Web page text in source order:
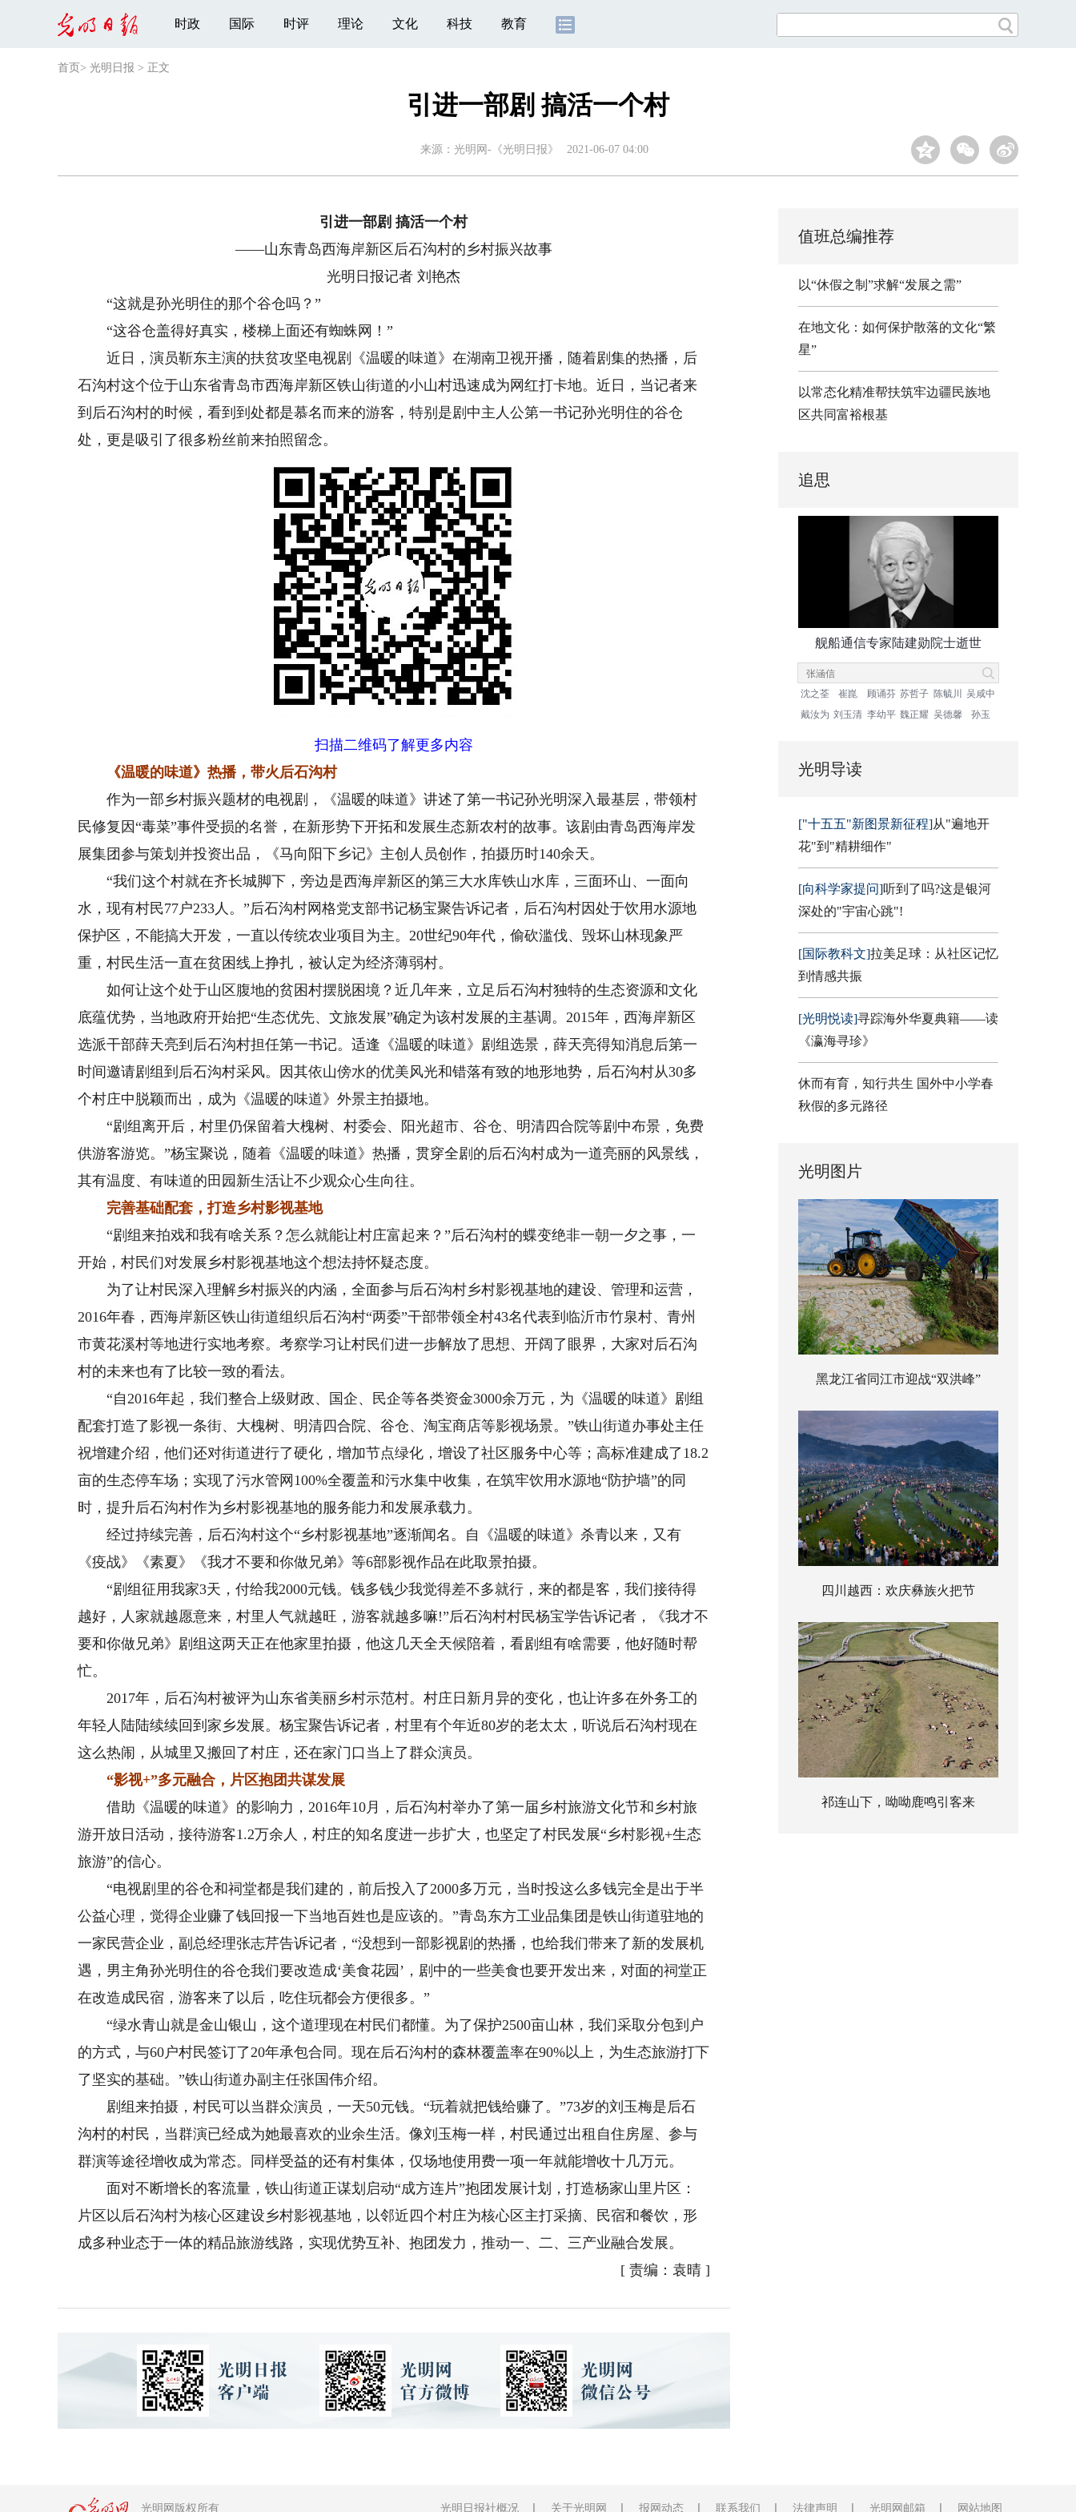
时政 国际 时评 理论 文化 科技 教育
首页 > 光明日报 > 正文
引进一部剧 搞活一个村
来源： 光明网-《光明日报》 2021-06-07 04:00
引进一部剧 搞活一个村
——山东青岛西海岸新区后石沟村的乡村振兴故事
光明日报记者 刘艳杰
“这就是孙光明住的那个谷仓吗？”
“这谷仓盖得好真实，楼梯上面还有蜘蛛网！”
近日，演员靳东主演的扶贫攻坚电视剧《温暖的味道》在湖南卫视开播，随着剧集的热播，后
石沟村这个位于山东省青岛市西海岸新区铁山街道的小山村迅速成为网红打卡地。近日，当记者来
到后石沟村的时候，看到到处都是慕名而来的游客，特别是剧中主人公第一书记孙光明住的谷仓
处，更是吸引了很多粉丝前来拍照留念。
扫描二维码了解更多内容
《温暖的味道》热播，带火后石沟村
作为一部乡村振兴题材的电视剧，《温暖的味道》讲述了第一书记孙光明深入最基层，带领村
民修复因“毒菜”事件受损的名誉，在新形势下开拓和发展生态新农村的故事。该剧由青岛西海岸发
展集团参与策划并投资出品，《马向阳下乡记》主创人员创作，拍摄历时140余天。
“我们这个村就在齐长城脚下，旁边是西海岸新区的第三大水库铁山水库，三面环山、一面向
水，现有村民77户233人。”后石沟村网格党支部书记杨宝聚告诉记者，后石沟村因处于饮用水源地
保护区，不能搞大开发，一直以传统农业项目为主。20世纪90年代，偷砍滥伐、毁坏山林现象严
重，村民生活一直在贫困线上挣扎，被认定为经济薄弱村。
如何让这个处于山区腹地的贫困村摆脱困境？近几年来，立足后石沟村独特的生态资源和文化
底蕴优势，当地政府开始把“生态优先、文旅发展”确定为该村发展的主基调。2015年，西海岸新区
选派干部薛天亮到后石沟村担任第一书记。适逢《温暖的味道》剧组选景，薛天亮得知消息后第一
时间邀请剧组到后石沟村采风。因其依山傍水的优美风光和错落有致的地形地势，后石沟村从30多
个村庄中脱颖而出，成为《温暖的味道》外景主拍摄地。
“剧组离开后，村里仍保留着大槐树、村委会、阳光超市、谷仓、明清四合院等剧中布景，免费
供游客游览。”杨宝聚说，随着《温暖的味道》热播，贯穿全剧的后石沟村成为一道亮丽的风景线，
其有温度、有味道的田园新生活让不少观众心生向往。
完善基础配套，打造乡村影视基地
“剧组来拍戏和我有啥关系？怎么就能让村庄富起来？”后石沟村的蝶变绝非一朝一夕之事，一
开始，村民们对发展乡村影视基地这个想法持怀疑态度。
为了让村民深入理解乡村振兴的内涵，全面参与后石沟村乡村影视基地的建设、管理和运营，
2016年春，西海岸新区铁山街道组织后石沟村“两委”干部带领全村43名代表到临沂市竹泉村、青州
市黄花溪村等地进行实地考察。考察学习让村民们进一步解放了思想、开阔了眼界，大家对后石沟
村的未来也有了比较一致的看法。
“自2016年起，我们整合上级财政、国企、民企等各类资金3000余万元，为《温暖的味道》剧组
配套打造了影视一条街、大槐树、明清四合院、谷仓、淘宝商店等影视场景。”铁山街道办事处主任
祝增建介绍，他们还对街道进行了硬化，增加节点绿化，增设了社区服务中心等；高标准建成了18.2
亩的生态停车场；实现了污水管网100%全覆盖和污水集中收集，在筑牢饮用水源地“防护墙”的同
时，提升后石沟村作为乡村影视基地的服务能力和发展承载力。
经过持续完善，后石沟村这个“乡村影视基地”逐渐闻名。自《温暖的味道》杀青以来，又有
《疫战》《素夏》《我才不要和你做兄弟》等6部影视作品在此取景拍摄。
“剧组征用我家3天，付给我2000元钱。钱多钱少我觉得差不多就行，来的都是客，我们接待得
越好，人家就越愿意来，村里人气就越旺，游客就越多嘛!”后石沟村村民杨宝学告诉记者，《我才不
要和你做兄弟》剧组这两天正在他家里拍摄，他这几天全天候陪着，看剧组有啥需要，他好随时帮
忙。
2017年，后石沟村被评为山东省美丽乡村示范村。村庄日新月异的变化，也让许多在外务工的
年轻人陆陆续续回到家乡发展。杨宝聚告诉记者，村里有个年近80岁的老太太，听说后石沟村现在
这么热闹，从城里又搬回了村庄，还在家门口当上了群众演员。
“影视+”多元融合，片区抱团共谋发展
借助《温暖的味道》的影响力，2016年10月，后石沟村举办了第一届乡村旅游文化节和乡村旅
游开放日活动，接待游客1.2万余人，村庄的知名度进一步扩大，也坚定了村民发展“乡村影视+生态
旅游”的信心。
“电视剧里的谷仓和祠堂都是我们建的，前后投入了2000多万元，当时投这么多钱完全是出于半
公益心理，觉得企业赚了钱回报一下当地百姓也是应该的。”青岛东方工业品集团是铁山街道驻地的
一家民营企业，副总经理张志芹告诉记者，“没想到一部影视剧的热播，也给我们带来了新的发展机
遇，男主角孙光明住的谷仓我们要改造成‘美食花园’，剧中的一些美食也要开发出来，对面的祠堂正
在改造成民宿，游客来了以后，吃住玩都会方便很多。”
“绿水青山就是金山银山，这个道理现在村民们都懂。为了保护2500亩山林，我们采取分包到户
的方式，与60户村民签订了20年承包合同。现在后石沟村的森林覆盖率在90%以上，为生态旅游打下
了坚实的基础。”铁山街道办副主任张国伟介绍。
剧组来拍摄，村民可以当群众演员，一天50元钱。“玩着就把钱给赚了。”73岁的刘玉梅是后石
沟村的村民，当群演已经成为她最喜欢的业余生活。像刘玉梅一样，村民通过出租自住房屋、参与
群演等途径增收成为常态。同样受益的还有村集体，仅场地使用费一项一年就能增收十几万元。
面对不断增长的客流量，铁山街道正谋划启动“成方连片”抱团发展计划，打造杨家山里片区：
片区以后石沟村为核心区建设乡村影视基地，以邻近四个村庄为核心区主打采摘、民宿和餐饮，形
成多种业态于一体的精品旅游线路，实现优势互补、抱团发力，推动一、二、三产业融合发展。
[ 责编：袁晴]
值班总编推荐
以“休假之制”求解“发展之需”
在地文化：如何保护散落的文化“繁
星”
以常态化精准帮扶筑牢边疆民族地
区共同富裕根基
追思
舰船通信专家陆建勋院士逝世
沈之荃 崔崑 顾诵芬 苏哲子 陈毓川
吴咸中
戴汝为 刘玉清 李幼平 魏正耀 吴德馨 孙玉
光明导读
["十五五"新图景新征程]从"遍地开
花"到"精耕细作"
[向科学家提问]听到了吗?这是银河
深处的"宇宙心跳"!
[国际教科文]拉美足球：从社区记忆
到情感共振
[光明悦读]寻踪海外华夏典籍——读
《瀛海寻珍》
休而有育，知行共生 国外中小学春
秋假的多元路径
光明图片
黑龙江省同江市迎战“双洪峰”
四川越西：欢庆彝族火把节
祁连山下，呦呦鹿鸣引客来
光明网版权所有 光明日报社概况 关于光明网 报网动态 联系我们 法律声明 光明网邮箱 网站地图